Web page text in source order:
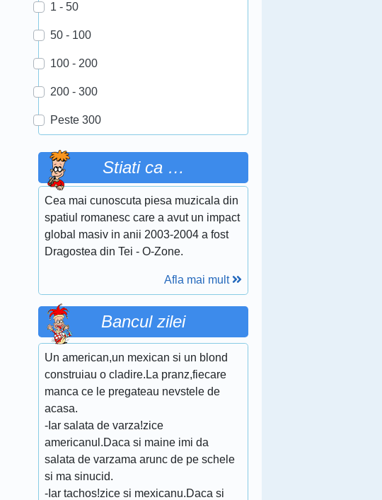
1 - 50
50 - 100
100 - 200
200 - 300
Peste 300
Stiati ca …
Cea mai cunoscuta piesa muzicala din
spatiul romanesc care a avut un impact
global masiv in anii 2003-2004 a fost
Dragostea din Tei - O-Zone.
Afla mai mult
Bancul zilei
Un american,un mexican si un blond
construiau o cladire.La pranz,fiecare
manca ce le pregateau nevstele de
acasa.
-Iar salata de varza!zice
americanul.Daca si maine imi da
salata de varzama arunc de pe schele
si ma sinucid.
-Iar tachos!zice si mexicanu.Daca si